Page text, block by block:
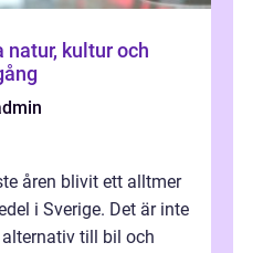
åren blivit ett alltmer
i Sverige. Det är inte
till bil och